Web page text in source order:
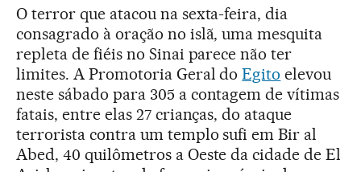
O terror que atacou na sexta-feira, dia
consagrado à oração no islã, uma mesquita
repleta de fiéis no Sinai parece não ter
limites. A Promotoria Geral doEgito elevou
neste sábado para 305 a contagem de vítimas
fatais, entre elas 27 crianças, do ataque
terrorista contra um templo sufi em Bir al
Abed, 40 quilômetros a Oeste da cidade de El